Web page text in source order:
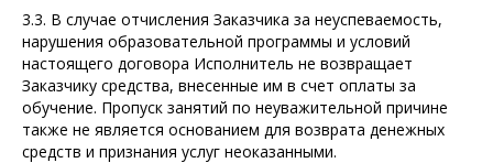
3.3. В случае отчисления Заказчика за неуспеваемость,
нарушения образовательной программы и условий
настоящего договора Исполнитель не возвращает
Заказчику средства, внесенные им в счет оплаты за
обучение. Пропуск занятий по неуважительной причине
также не является основанием для возврата денежных
средств и признания услуг неоказанными.